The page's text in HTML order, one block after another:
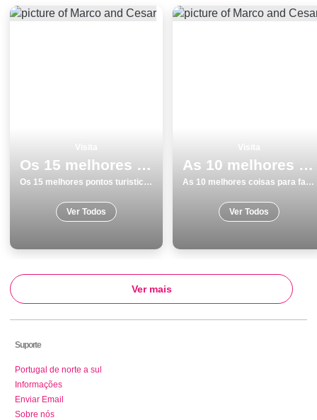
Os 15 melhores pontos turisticos e passeios em Monumentos Portalegre
Os 15 melhores pontos turisticos e passeios em Monumentos Portalegre
Ver Todos
As 10 melhores coisas para fazer e visitar em SetÃºbal
As 10 melhores coisas para fazer e visitar em SetÃºbal
Ver Todos
Ver mais
Suporte
Portugal de norte a sul
Informações
Enviar Email
Sobre nós